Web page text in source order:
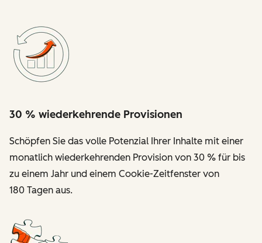
30 % wiederkehrende Provisionen
Schöpfen Sie das volle Potenzial Ihrer Inhalte mit einer
monatlich wiederkehrenden Provision von 30 % für bis
zu einem Jahr und einem Cookie-Zeitfenster von
180 Tagen aus.